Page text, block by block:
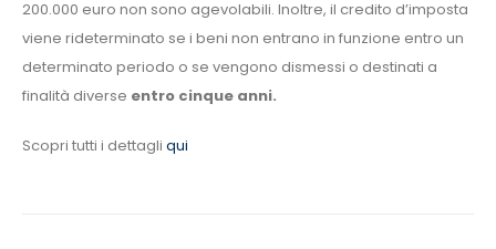
200.000 euro non sono agevolabili. Inoltre, il credito d’imposta
viene rideterminato se i beni non entrano in funzione entro un
determinato periodo o se vengono dismessi o destinati a
finalità diverse entro cinque anni.
Scopri tutti i dettagli qui